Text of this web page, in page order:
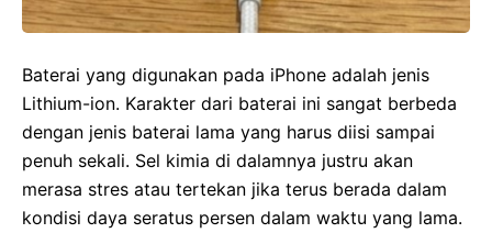
Baterai yang digunakan pada iPhone adalah jenis
Lithium-ion. Karakter dari baterai ini sangat berbeda
dengan jenis baterai lama yang harus diisi sampai
penuh sekali. Sel kimia di dalamnya justru akan
merasa stres atau tertekan jika terus berada dalam
kondisi daya seratus persen dalam waktu yang lama.